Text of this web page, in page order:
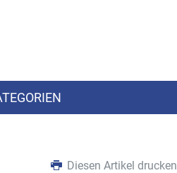
Diesen Artikel drucken